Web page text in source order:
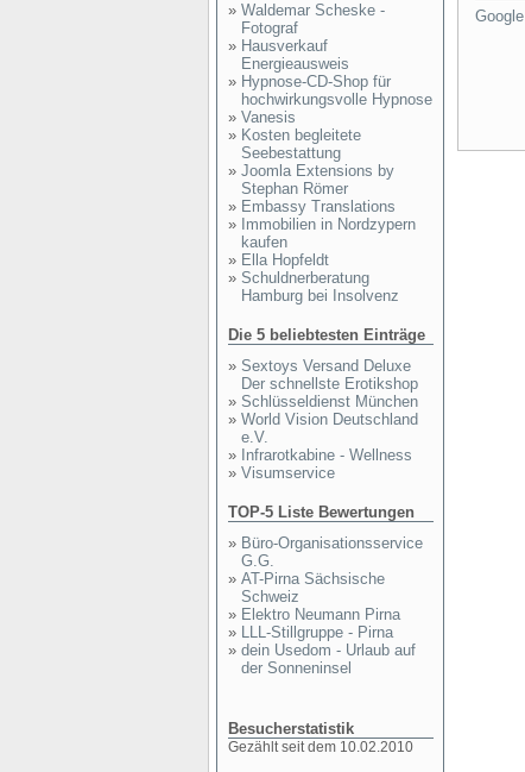
» Waldemar Scheske -
Fotograf
» Hausverkauf
Energieausweis
» Hypnose-CD-Shop für
hochwirkungsvolle Hypnose
» Vanesis
» Kosten begleitete
Seebestattung
» Joomla Extensions by
Stephan Römer
» Embassy Translations
» Immobilien in Nordzypern
kaufen
» Ella Hopfeldt
» Schuldnerberatung
Hamburg bei Insolvenz
Die 5 beliebtesten Einträge
» Sextoys Versand Deluxe
Der schnellste Erotikshop
» Schlüsseldienst München
» World Vision Deutschland
e.V.
» Infrarotkabine - Wellness
» Visumservice
TOP-5 Liste Bewertungen
» Büro-Organisationsservice
G.G.
» AT-Pirna Sächsische
Schweiz
» Elektro Neumann Pirna
» LLL-Stillgruppe - Pirna
» dein Usedom - Urlaub auf
der Sonneninsel
Besucherstatistik
Gezählt seit dem 10.02.2010
Google